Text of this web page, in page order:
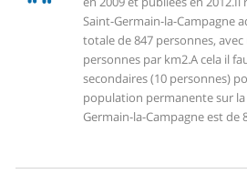
Saint-Germain-la-Campagne
totale de 847 personnes,
personnes par km2.A cela il
secondaires (10 personnes)
population permanente sur
Germain-la-Campagne est de